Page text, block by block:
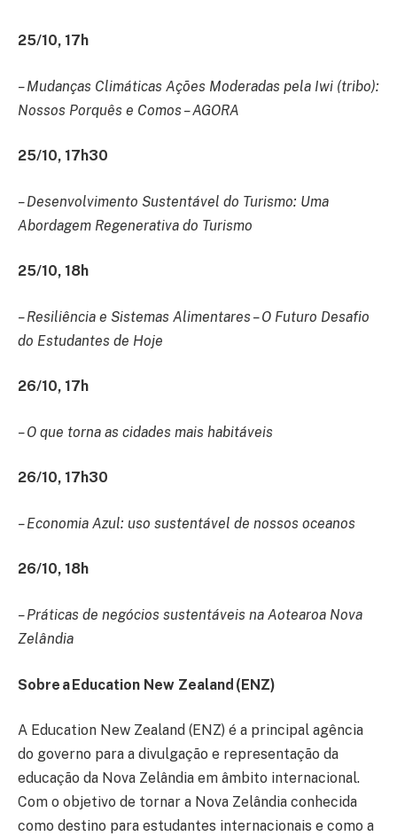
25/10, 17h
– Mudanças Climáticas Ações Moderadas pela Iwi (tribo):
Nossos Porquês e Comos – AGORA
25/10, 17h30
– Desenvolvimento Sustentável do Turismo: Uma
Abordagem Regenerativa do Turismo
25/10, 18h
– Resiliência e Sistemas Alimentares – O Futuro Desafio
do Estudantes de Hoje
26/10, 17h
– O que torna as cidades mais habitáveis
26/10, 17h30
– Economia Azul: uso sustentável de nossos oceanos
26/10, 18h
– Práticas de negócios sustentáveis na Aotearoa Nova
Zelândia
Sobre a Education New Zealand (ENZ)
A Education New Zealand (ENZ) é a principal agência
do governo para a divulgação e representação da
educação da Nova Zelândia em âmbito internacional.
Com o objetivo de tornar a Nova Zelândia conhecida
como destino para estudantes internacionais e como a